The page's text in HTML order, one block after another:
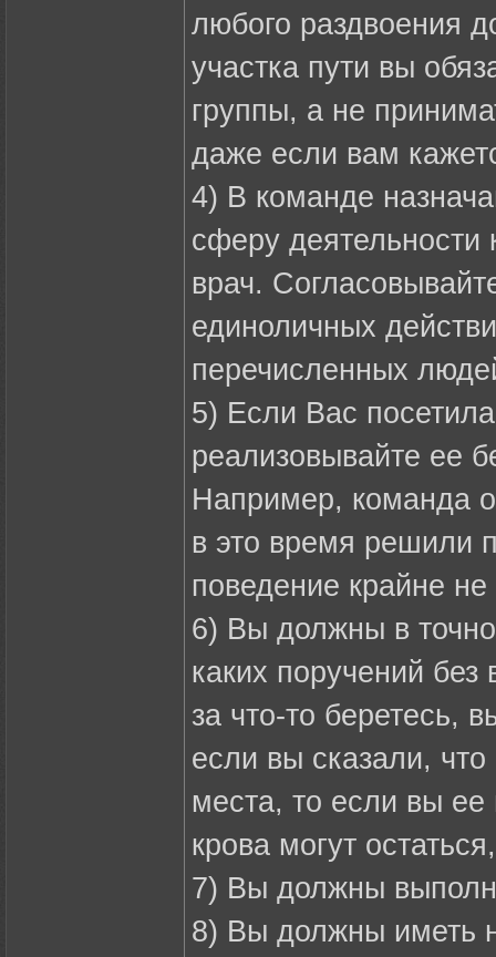
любого раздвоения
участка пути вы
группы, а не
даже если вам
4) В команде
сферу
врач.
единоличных
перечисленных
5) Если Вас
реализовывайте ее
Например, команда
в это время решили
поведение крайне
6) Вы должны в
каких поручений
за что-то беретесь,
если вы сказали,
места, то если вы ее
крова могут
7) Вы должны
8) Вы должны иметь